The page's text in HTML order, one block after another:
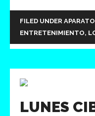
FILED UNDER
ENTRETENIMIENTO,
LUNES